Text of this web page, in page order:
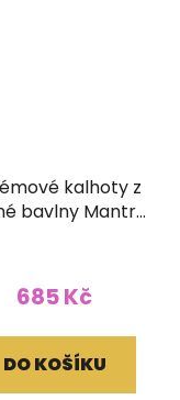
kalhoty z
bavlny Mantra
685 Kč
DO KOŠÍKU